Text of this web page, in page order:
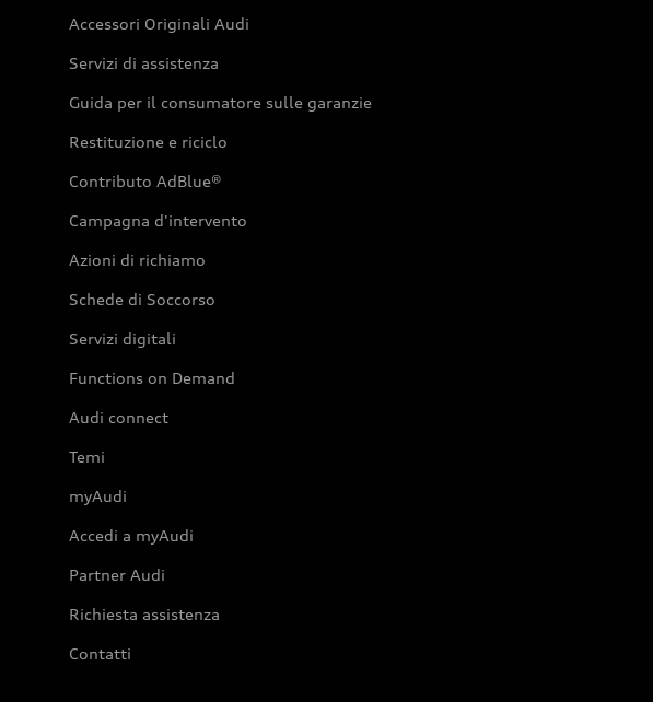
Accessori Originali Audi
Servizi di assistenza
Guida per il consumatore sulle garanzie
Restituzione e riciclo
Contributo AdBlue®
Campagna d'intervento
Azioni di richiamo
Schede di Soccorso
Servizi digitali
Functions on Demand
Audi connect
Temi
myAudi
Accedi a myAudi
Partner Audi
Richiesta assistenza
Contatti